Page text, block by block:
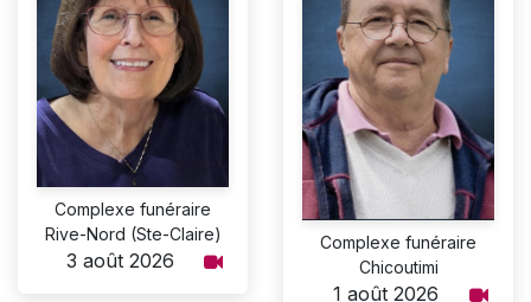
Complexe funéraire
Rive-Nord (Ste-Claire)
3 août 2026
Complexe funéraire
Chicoutimi
1 août 2026